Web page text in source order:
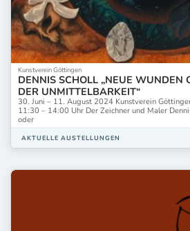
Kunstverein Göttingen
DENNIS SCHOLL „NEUE WUNDEN
DER UNMITTELBARKEIT“
30. Juni – 11. August 2024 Kunstverein
11:30 – 14:00 Uhr Der Zeichner und Maler
oder
AKTUELLE AUSTELLUNGEN